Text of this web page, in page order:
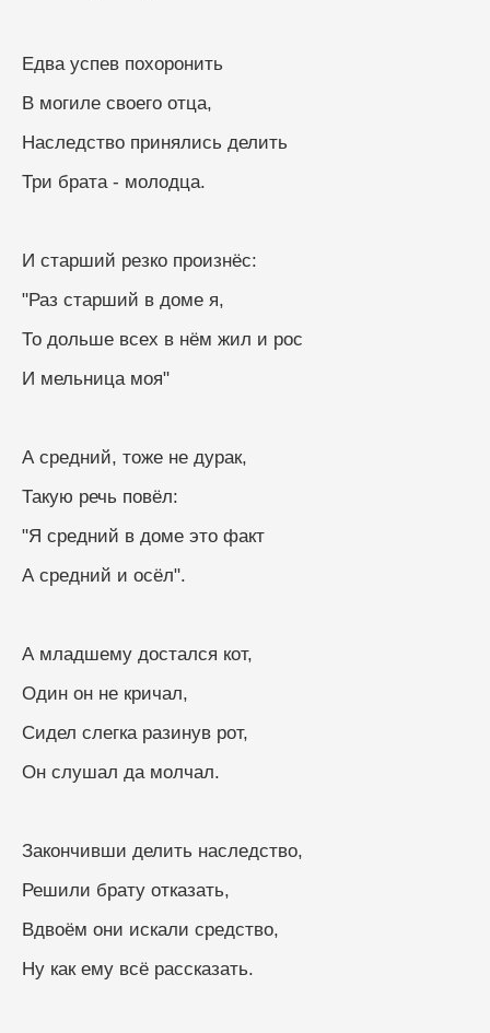
Едва успев похоронить
В могиле своего отца,
Наследство принялись делить
Три брата - молодца.
И старший резко произнёс:
"Раз старший в доме я,
То дольше всех в нём жил и рос
И мельница моя"
А средний, тоже не дурак,
Такую речь повёл:
"Я средний в доме это факт
А средний и осёл".
А младшему достался кот,
Один он не кричал,
Сидел слегка разинув рот,
Он слушал да молчал.
Закончивши делить наследство,
Решили брату отказать,
Вдвоём они искали средство,
Ну как ему всё рассказать.